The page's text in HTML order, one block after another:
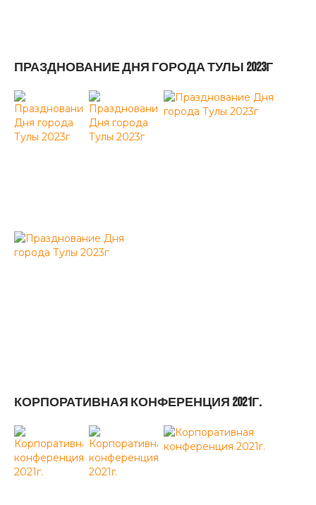
ПРАЗДНОВАНИЕ ДНЯ ГОРОДА ТУЛЫ 2023Г
КОРПОРАТИВНАЯ КОНФЕРЕНЦИЯ 2021Г.